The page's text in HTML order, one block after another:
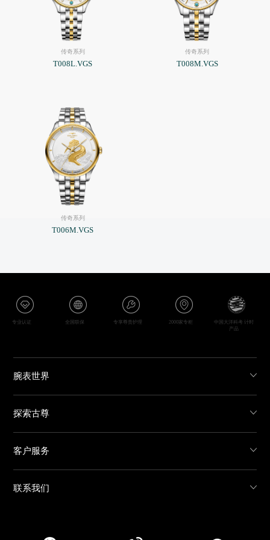
传奇系列
T008L.VGS
传奇系列
T008M.VGS
传奇系列
T006M.VGS
专业认证 全国联保 专享尊贵护理 2000家专柜
中国大洋科考 计时
产品
腕表世界
探索古尊
客户服务
联系我们